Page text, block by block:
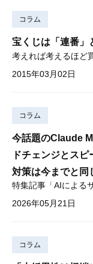
コラム
宝くじは「連番」
考えれば考えるほど
2015年03月02日
コラム
今話題のClaude
ドチェンジとス
対策は今までと同
特集記事「AIによる
2026年05月21日
コラム